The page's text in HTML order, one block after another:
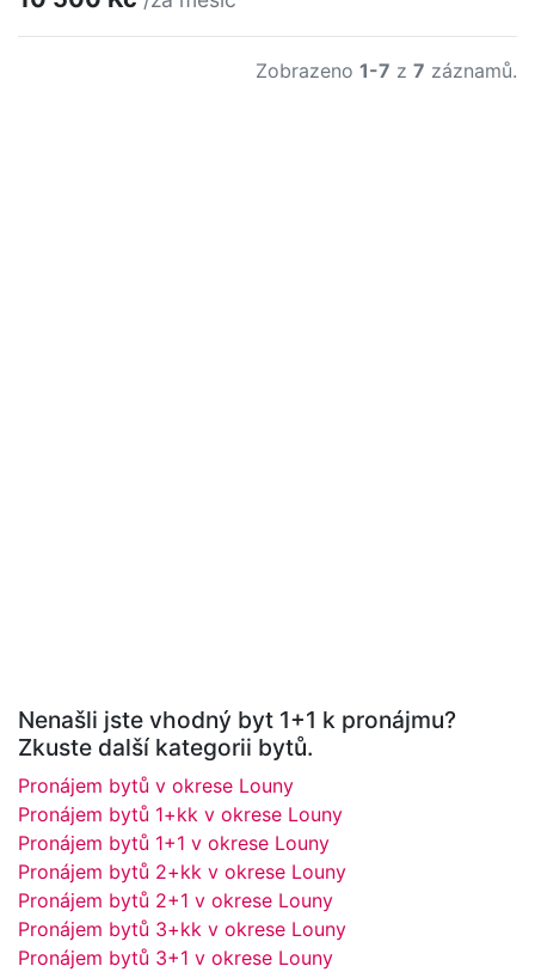
Zobrazeno 1-7 z 7 záznamů.
Nenašli jste vhodný byt 1+1 k pronájmu?
Zkuste další kategorii bytů.
Pronájem bytů v okrese Louny
Pronájem bytů 1+kk v okrese Louny
Pronájem bytů 1+1 v okrese Louny
Pronájem bytů 2+kk v okrese Louny
Pronájem bytů 2+1 v okrese Louny
Pronájem bytů 3+kk v okrese Louny
Pronájem bytů 3+1 v okrese Louny